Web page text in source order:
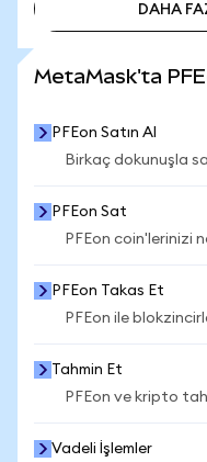
DAHA
MetaMask'ta
PFEon Satın Al
Birkaç dokunuşla
PFEon Sat
PFEon coin'lerinizi
PFEon Takas Et
PFEon ile
Tahmin Et
PFEon ve kripto
Vadeli İşlemler